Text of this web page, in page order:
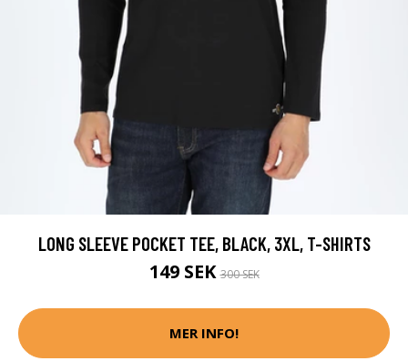
LONG SLEEVE POCKET TEE, BLACK, 3XL, T-SHIRTS
149 SEK300 SEK
MER INFO!